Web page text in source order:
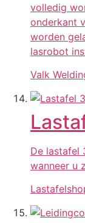
volledig
onderkant
worden
lasrobot
Valk
De lastafel
wanneer u